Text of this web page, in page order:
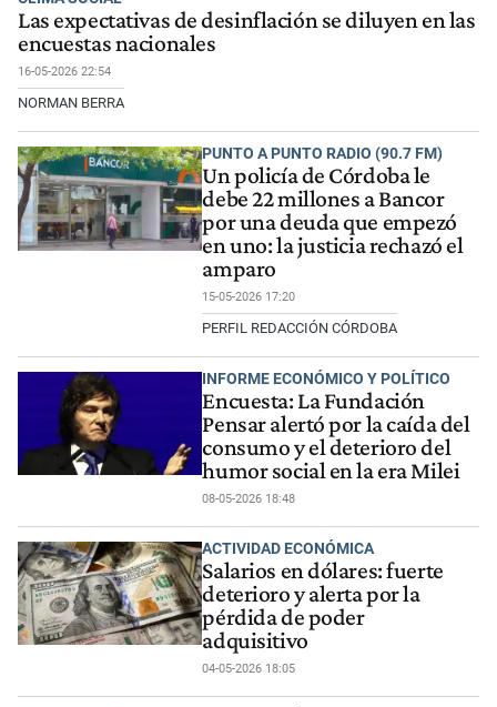
Las expectativas de desinflación se diluyen en las
encuestas nacionales
16-05-2026 22:54
NORMAN BERRA
PUNTO A PUNTO RADIO (90.7 FM)
Un policía de Córdoba le
debe 22 millones a Bancor
por una deuda que empezó
en uno: la justicia rechazó el
amparo
15-05-2026 17:20
PERFIL REDACCIÓN CÓRDOBA
INFORME ECONÓMICO Y POLÍTICO
Encuesta: La Fundación
Pensar alertó por la caída del
consumo y el deterioro del
humor social en la era Milei
08-05-2026 18:48
ACTIVIDAD ECONÓMICA
Salarios en dólares: fuerte
deterioro y alerta por la
pérdida de poder
adquisitivo
04-05-2026 18:05